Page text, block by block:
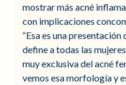
mostrar más acné
con implicaciones
“Esa es una
define a todas las
muy exclusiva del acné
vemos esa morfología y